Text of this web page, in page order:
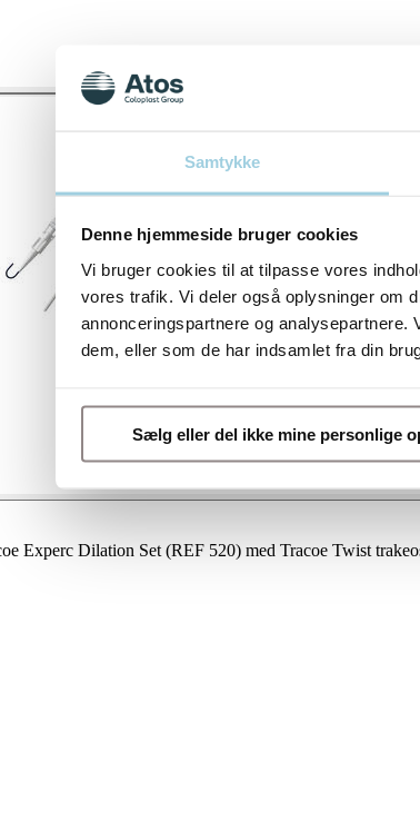
Samtykke
Denne hjemmeside bruger cookies
Vi bruger cookies til at tilpasse vores
vores trafik. Vi deler også oplysninger om
annonceringspartnere og analysepartnere.
dem, eller som de har indsamlet fra din
Sælg eller del ikke mine personlige
Experc Dilation Set (REF 520) med Tracoe Twist